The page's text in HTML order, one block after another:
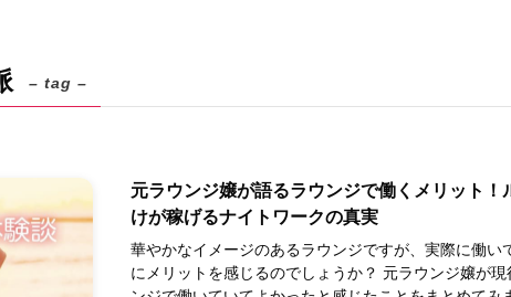
– tag –
元ラウンジ嬢が語るラウンジで働くメリット！
けが稼げるナイトワークの真実
華やかなイメージのあるラウンジですが、実際に働い
にメリットを感じるのでしょうか？ 元ラウンジ嬢が